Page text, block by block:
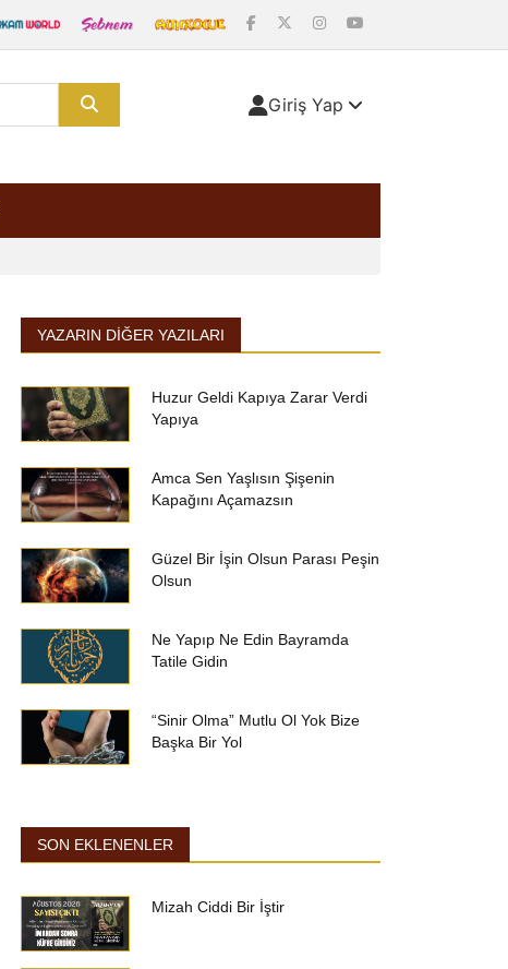
Giriş Yap
YAZARIN DIĞER YAZILARI
Huzur Geldi Kapıya Zarar Verdi
Yapıya
Amca Sen Yaşlısın Şişenin
Kapağını Açamazsın
Güzel Bir İşin Olsun Parası Peşin
Olsun
Ne Yapıp Ne Edin Bayramda
Tatile Gidin
“Sinir Olma” Mutlu Ol Yok Bize
Başka Bir Yol
SON EKLENENLER
Mizah Ciddi Bir İştir